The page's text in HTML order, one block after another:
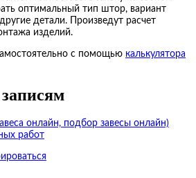
оптимальный тип штор, вариант
детали. Произведут расчет
изделий.
с помощью калькулятора
онлайн, подбор завесы онлайн)
работ